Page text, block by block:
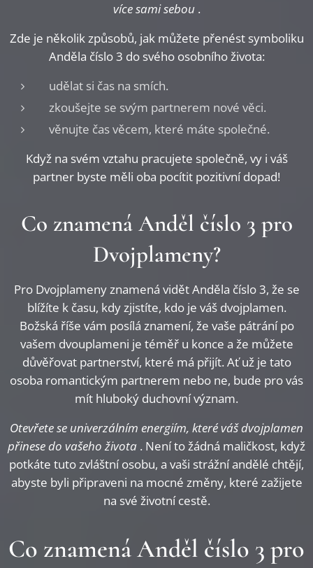
více sami sebou.
Zde je několik způsobů, jak můžete přenést symboliku
Anděla číslo 3 do svého osobního života:
udělat si čas na smích.
zkoušejte se svým partnerem nové věci.
věnujte čas věcem, které máte společné.
Když na svém vztahu pracujete společně, vy i váš
partner byste měli oba pocítit pozitivní dopad!
Co znamená Anděl číslo 3 pro
Dvojplameny?
Pro Dvojplameny znamená vidět Anděla číslo 3, že se
blížíte k času, kdy zjistíte, kdo je váš dvojplamen.
Božská říše vám posílá znamení, že vaše pátrání po
vašem dvouplameni je téměř u konce a že můžete
důvěřovat partnerství, které má přijít. Ať už je tato
osoba romantickým partnerem nebo ne, bude pro vás
mít hluboký duchovní význam.
Otevřete se univerzálním energiím, které váš dvojplamen
přinese do vašeho života . Není to žádná maličkost, když
potkáte tuto zvláštní osobu, a vaši strážní andělé chtějí,
abyste byli připraveni na mocné změny, které zažijete
na své životní cestě.
Co znamená Anděl číslo 3 pro